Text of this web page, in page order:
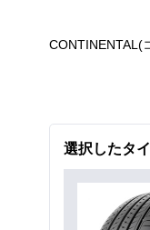
CONTINENTAL(
選択したタ